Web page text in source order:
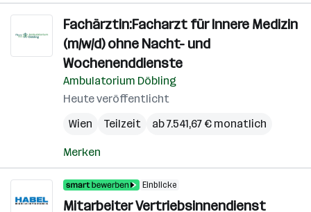
Fachärztin:Facharzt für Innere Medizin
(m/w/d) ohne Nacht- und
Wochenenddienste
Ambulatorium Döbling
Heute veröffentlicht
Wien
Teilzeit ab 7.541,67 € monatlich
Merken
Einblicke
Mitarbeiter Vertriebsinnendienst